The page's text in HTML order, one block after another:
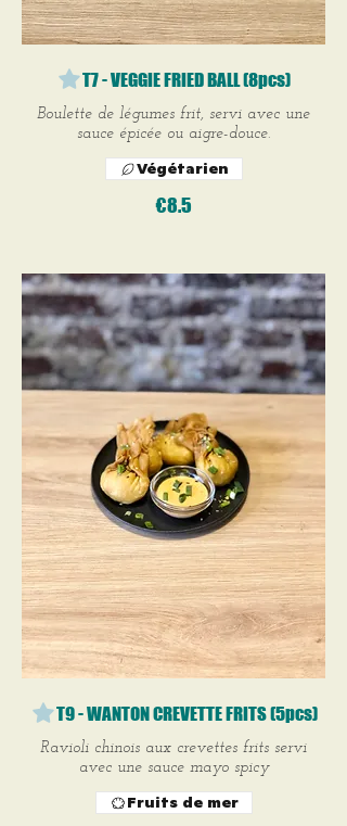
T7 - VEGGIE FRIED BALL (8pcs)
Boulette de légumes frit, servi avec une
sauce épicée ou aigre-douce.
€8.5
Végétarien
T9 - WANTON CREVETTE FRITS (5pcs)
Ravioli chinois aux crevettes frits servi
avec une sauce mayo spicy
Fruits de mer